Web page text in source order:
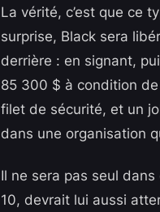
La vérité, c’est que ce
surprise, Black sera
derrière : en signant,
85 300 $ à condition
filet de sécurité, et un
dans une organisation
Il ne sera pas seul
10, devrait lui aussi